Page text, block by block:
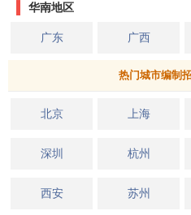
华南地区
广东 广西
热门城市编制
北京 上海
深圳 杭州
西安 苏州